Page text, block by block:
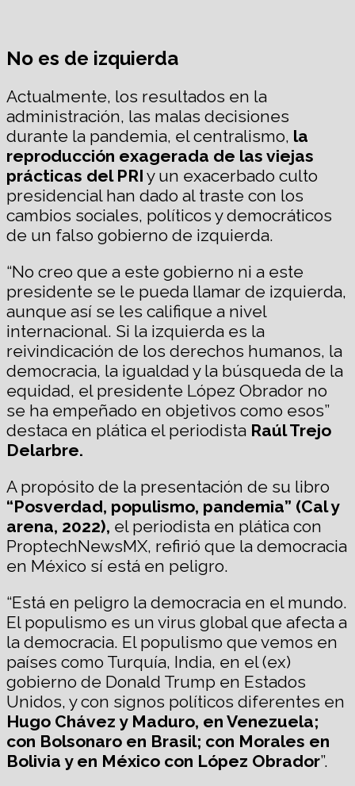
No es de izquierda
Actualmente, los resultados en la
administración, las malas decisiones
durante la pandemia, el centralismo, la
reproducción exagerada de las viejas
prácticas del PRI y un exacerbado culto
presidencial han dado al traste con los
cambios sociales, políticos y democráticos
de un falso gobierno de izquierda.
“No creo que a este gobierno ni a este
presidente se le pueda llamar de izquierda,
aunque así se les califique a nivel
internacional. Si la izquierda es la
reivindicación de los derechos humanos, la
democracia, la igualdad y la búsqueda de la
equidad, el presidente López Obrador no
se ha empeñado en objetivos como esos”
destaca en plática el periodista Raúl Trejo
Delarbre.
A propósito de la presentación de su libro
“Posverdad, populismo, pandemia” (Cal y
arena, 2022), el periodista en plática con
ProptechNewsMX, refirió que la democracia
en México sí está en peligro.
“Está en peligro la democracia en el mundo.
El populismo es un virus global que afecta a
la democracia. El populismo que vemos en
países como Turquía, India, en el (ex)
gobierno de Donald Trump en Estados
Unidos, y con signos políticos diferentes en
Hugo Chávez y Maduro, en Venezuela;
con Bolsonaro en Brasil; con Morales en
Bolivia y en México con López Obrador”.